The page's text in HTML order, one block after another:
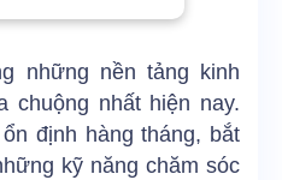
những nền tảng kinh
chuộng nhất hiện nay.
định hàng tháng, bắt
kỹ năng chăm sóc